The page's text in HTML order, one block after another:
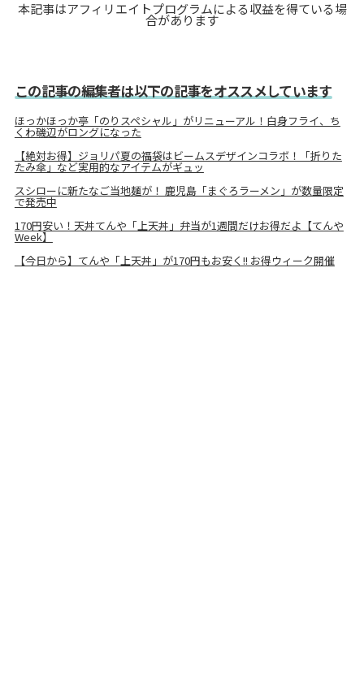
本記事はアフィリエイトプログラムによる収益を得ている場
合があります
この記事の編集者は以下の記事をオススメしています
ほっかほっか亭「のりスペシャル」がリニューアル！白身フライ、ち
くわ磯辺がロングになった
【絶対お得】ジョリパ夏の福袋はビームスデザインコラボ！「折りた
たみ傘」など実用的なアイテムがギュッ
スシローに新たなご当地麺が！ 鹿児島「まぐろラーメン」が数量限定
で発売中
170円安い！天丼てんや「上天丼」弁当が1週間だけお得だよ【てんや
Week】
【今日から】てんや「上天丼」が170円もお安く!! お得ウィーク開催